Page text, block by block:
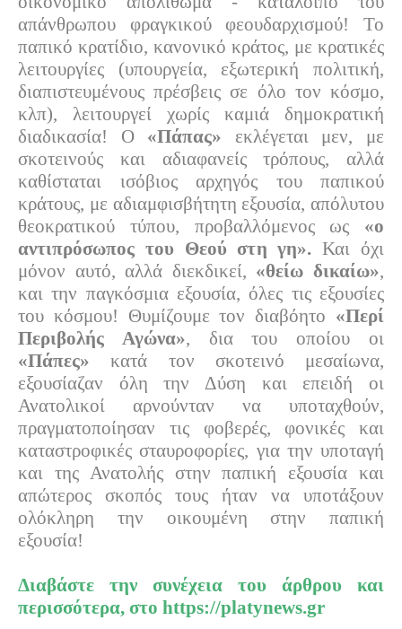
απάνθρωπου φραγκικού φεουδαρχισμού! Το
παπικό κρατίδιο, κανονικό κράτος, με κρατικές
λειτουργίες (υπουργεία, εξωτερική πολιτική,
διαπιστευμένους πρέσβεις σε όλο τον κόσμο,
κλπ), λειτουργεί χωρίς καμιά δημοκρατική
διαδικασία! Ο «Πάπας» εκλέγεται μεν, με
σκοτεινούς και αδιαφανείς τρόπους, αλλά
καθίσταται ισόβιος αρχηγός του παπικού
κράτους, με αδιαμφισβήτητη εξουσία, απόλυτου
θεοκρατικού τύπου, προβαλλόμενος ως «ο
αντιπρόσωπος του Θεού στη γη». Και όχι
μόνον αυτό, αλλά διεκδικεί, «θείω δικαίω»,
και την παγκόσμια εξουσία, όλες τις εξουσίες
του κόσμου! Θυμίζουμε τον διαβόητο «Περί
Περιβολής Αγώνα», δια του οποίου οι
«Πάπες» κατά τον σκοτεινό μεσαίωνα,
εξουσίαζαν όλη την Δύση και επειδή οι
Ανατολικοί αρνούνταν να υποταχθούν,
πραγματοποίησαν τις φοβερές, φονικές και
καταστροφικές σταυροφορίες, για την υποταγή
και της Ανατολής στην παπική εξουσία και
απώτερος σκοπός τους ήταν να υποτάξουν
ολόκληρη την οικουμένη στην παπική
εξουσία!
Διαβάστε την συνέχεια του άρθρου και
περισσότερα, στο https://platynews.gr